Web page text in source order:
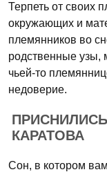
Терпеть от своих
окружающих и
племянников во
родственные узы,
чьей-то
недоверие.
КАРАТОВА
Сон, в котором